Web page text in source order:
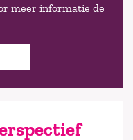
meer informatie de